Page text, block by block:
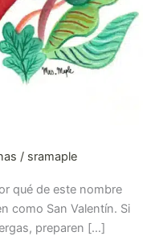
/ sramaple
qué de este nombre
como San Valentín. Si
preparen […]